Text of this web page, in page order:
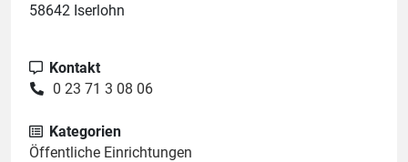
58642 Iserlohn
Kontakt
0 23 71 3 08 06
Kategorien
Öffentliche Einrichtungen